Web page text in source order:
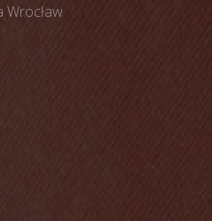
Wrocław